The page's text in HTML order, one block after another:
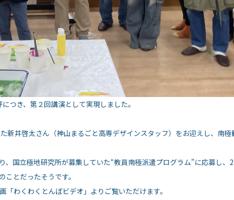
つき、第２回講演として実現しました。
新井啓太さん（神山まるごと高専デザインスタッフ）をお迎えし、南
国立極地研究所が募集していた“教員南極派遣プログラム”に応募し、2
とだったそうです。
わくわくとんぼビデオ」よりご覧いただけます。